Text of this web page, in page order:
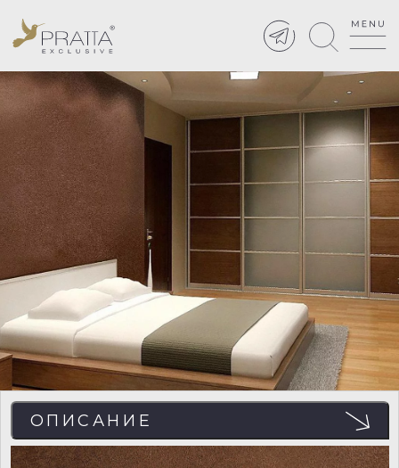
ОПИСАНИЕ